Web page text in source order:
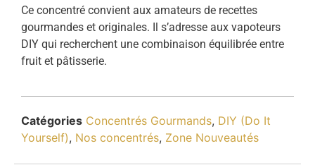
Ce concentré convient aux amateurs de recettes
gourmandes et originales. Il s’adresse aux vapoteurs
DIY qui recherchent une combinaison équilibrée entre
fruit et pâtisserie.
Catégories Concentrés Gourmands, DIY (Do It
Yourself), Nos concentrés, Zone Nouveautés